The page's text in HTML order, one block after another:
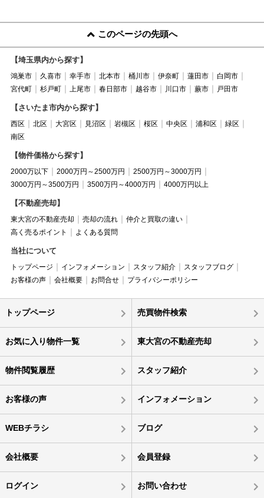
このページの先頭へ
【埼玉県内から探す】
鴻巣市 久喜市 幸手市 北本市 桶川市 伊奈町 蓮田市
白岡市
宮代町
杉戸町 上尾市 春日部市 越谷市 川口市 蕨市 戸田市
【さいたま市内から探す】
西区 北区 大宮区 見沼区 岩槻区 桜区 中央区 浦和区
緑区
南区
【物件価格から探す】
2000万以下 2000万円～2500万円
2500万円～3000万円
3000万円～3500万円
3500万円～4000万円 4000万円以上
【不動産売却】
東大宮の不動産売却 売却の流れ
仲介と買取の違い
高く売るポイント
よくある質問
当社について
トップページ インフォメーション スタッフ紹介
スタッフブログ
お客様の声
会社概要 お問合せ プライバシーポリシー
トップページ 売買物件検索
お気に入り物件一覧 東大宮の不動産売却
物件閲覧履歴 スタッフ紹介
お客様の声 インフォメーション
WEBチラシ ブログ
会社概要 会員登録
ログイン お問い合わせ